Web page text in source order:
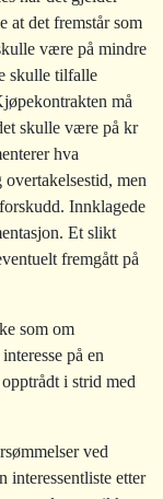
at det fremstår som
være på mindre
skulle tilfalle
må
skulle være på kr
hva
men
Innklagede
Et slikt
fremgått på
som om
interesse på en
i strid med
ved
interessentliste etter